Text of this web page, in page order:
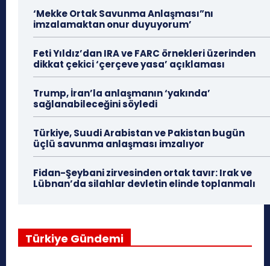
‘Mekke Ortak Savunma Anlaşması”nı
imzalamaktan onur duyuyorum’
Feti Yıldız’dan IRA ve FARC örnekleri üzerinden
dikkat çekici ‘çerçeve yasa’ açıklaması
Trump, İran’la anlaşmanın ‘yakında’
sağlanabileceğini söyledi
Türkiye, Suudi Arabistan ve Pakistan bugün
üçlü savunma anlaşması imzalıyor
Fidan-Şeybani zirvesinden ortak tavır: Irak ve
Lübnan’da silahlar devletin elinde toplanmalı
Türkiye Gündemi